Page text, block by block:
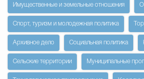
Имущественные и земельные отношения
Спорт, туризм и молодежная политика
Архивное дело Социальная политика
Сельские территории Муниципальные